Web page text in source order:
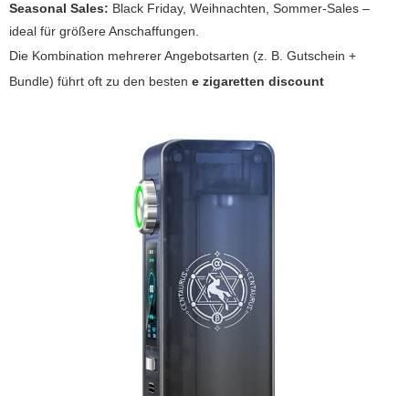
Seasonal Sales: Black Friday, Weihnachten, Sommer-Sales –
ideal für größere Anschaffungen.
Die Kombination mehrerer Angebotsarten (z. B. Gutschein +
Bundle) führt oft zu den besten e zigaretten discount